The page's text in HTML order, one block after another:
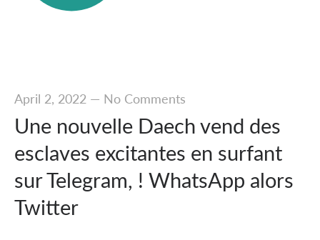
April 2, 2022— No Comments
Une nouvelle Daech vend des
esclaves excitantes en surfant
sur Telegram, ! WhatsApp alors
Twitter